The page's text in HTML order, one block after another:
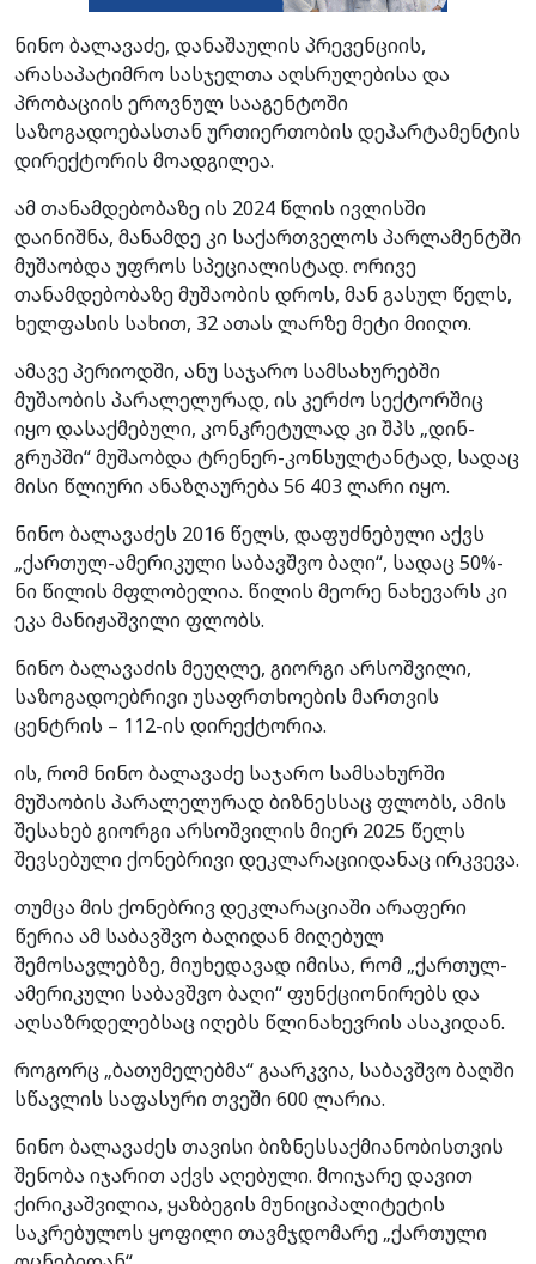
ნინო ბალავაძე, დანაშაულის პრევენციის,
არასაპატიმრო სასჯელთა აღსრულებისა და
პრობაციის ეროვნულ სააგენტოში
საზოგადოებასთან ურთიერთობის დეპარტამენტის
დირექტორის მოადგილეა.
ამ თანამდებობაზე ის 2024 წლის ივლისში
დაინიშნა, მანამდე კი საქართველოს პარლამენტში
მუშაობდა უფროს სპეციალისტად. ორივე
თანამდებობაზე მუშაობის დროს, მან გასულ წელს,
ხელფასის სახით, 32 ათას ლარზე მეტი მიიღო.
ამავე პერიოდში, ანუ საჯარო სამსახურებში
მუშაობის პარალელურად, ის კერძო სექტორშიც
იყო დასაქმებული, კონკრეტულად კი შპს „დინ-
გრუპში“ მუშაობდა ტრენერ-კონსულტანტად, სადაც
მისი წლიური ანაზღაურება 56 403 ლარი იყო.
ნინო ბალავაძეს 2016 წელს, დაფუძნებული აქვს
„ქართულ-ამერიკული საბავშვო ბაღი“, სადაც 50%-
ნი წილის მფლობელია. წილის მეორე ნახევარს კი
ეკა მანიჟაშვილი ფლობს.
ნინო ბალავაძის მეუღლე, გიორგი არსოშვილი,
საზოგადოებრივი უსაფრთხოების მართვის
ცენტრის – 112-ის დირექტორია.
ის, რომ ნინო ბალავაძე საჯარო სამსახურში
მუშაობის პარალელურად ბიზნესსაც ფლობს, ამის
შესახებ გიორგი არსოშვილის მიერ 2025 წელს
შევსებული ქონებრივი დეკლარაციიდანაც ირკვევა.
თუმცა მის ქონებრივ დეკლარაციაში არაფერი
წერია ამ საბავშვო ბაღიდან მიღებულ
შემოსავლებზე, მიუხედავად იმისა, რომ „ქართულ-
ამერიკული საბავშვო ბაღი“ ფუნქციონირებს და
აღსაზრდელებსაც იღებს წლინახევრის ასაკიდან.
როგორც „ბათუმელებმა“ გაარკვია, საბავშვო ბაღში
სწავლის საფასური თვეში 600 ლარია.
ნინო ბალავაძეს თავისი ბიზნესსაქმიანობისთვის
შენობა იჯარით აქვს აღებული. მოიჯარე დავით
ქირიკაშვილია, ყაზბეგის მუნიციპალიტეტის
საკრებულოს ყოფილი თავმჯდომარე „ქართული